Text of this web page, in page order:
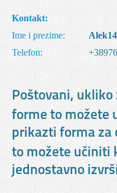
Kontakt:
Ime i prezime:
Telefon:
Poštovani, ukliko
forme to možete
prikazti forma za
to možete učiniti
jednostavno